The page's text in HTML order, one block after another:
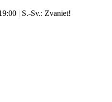
| S.-Sv.: Zvaniet!